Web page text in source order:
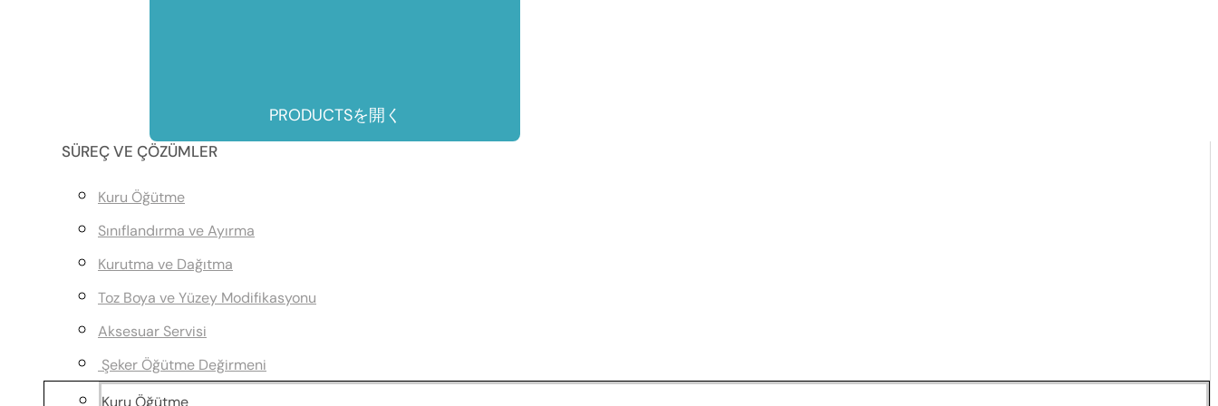
PRODUCTSを開く
SÜREÇ VE ÇÖZÜMLER
Kuru Öğütme
Sınıflandırma ve Ayırma
Kurutma ve Dağıtma
Toz Boya ve Yüzey Modifikasyonu
Aksesuar Servisi
Şeker Öğütme Değirmeni
Kuru Öğütme